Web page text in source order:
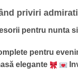
priviri
pentru nunta
pentru
elegante